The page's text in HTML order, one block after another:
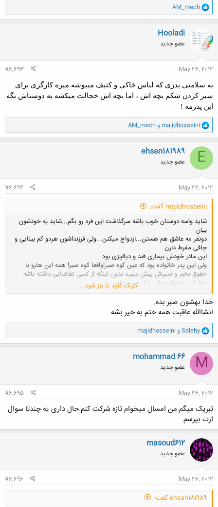
کلیک کنید تا باز شود...
و
ا
ک
ش
ه
AM_mech
Hooladi
عضو جدید
May 26, 2012
#6,693
به سلامتی پدری که لباس خاکی و کثیف میپوشه میره کارگری برای
سیر کردن شکم بچه اش ، اما بچه اش خجالت میکشه به دوستاش بگه
این پدرمه !
و
ا
ک
ن
ش
ه
ا
majidhosseini وAM_mech
E
ehsan181989
عضو جدید
May 26, 2012
#6,694
majidhosseini گفت:
شاید واسه دوستان خوب باشه سرگذاشت این فرد رو بگم...شاید به خودشون
بیان
دونفر مه عاشق هم هستن...ازدواج میکنن...ولی فرزنداشون هردو کم بینایی و
چاقی مفرط دارن
این مادر خودش بیماری قند و دیالیزی بود
ولی این پدر خانواده بود که عین کوه صبر!واقعا کوه صبر! همه این هارو با
حقوق بخور و نمیرش پیش میبرد بدون اینکه از کسی تقاضایی داشته باشه
حالا این خانواده مادر رو از دست داده
و پدر موند و دو فرزند که تا اخر عمر باید خودشون کنار هم باشن و این پدر که
دلخوش همسرش بود الان نمی دونه باید چی کار کنه...اگه خودش تواناییشو از
دست بده!اگه خودش از دنیا بره بچه ها چه کنن؟
نیومدم غمتون رو زیاد کنم...فقط میخوام بگم پشت هر صبری موفقیته! این
رتبه ها به گفته احسان خان یک عدده...مسیر دنیا به این چند تا عدد تغییر
نمیکنه...بهتره شاکر باشیم و محکم تر ادامه بدیم دوستان
پیروزی از آن انسان های سختکوشه
کلیک کنید تا باز شود...
خدا بهشون صبر بده.
انشاالله عاقبت همه ختم به خیر بشه
و
ا
ک
ن
ش
ه
ا
Salehy و majidhosseini
M
mohammad 66
عضو جدید
May 26, 2012
#6,695
تبریک میگم.من امسال میخوام تازه شرکت کنم.حال داری یه چندتا سوال
ازت بپرسم
masoud612
عضو جدید
May 26, 2012
#6,696
ehsan181989 گفت: